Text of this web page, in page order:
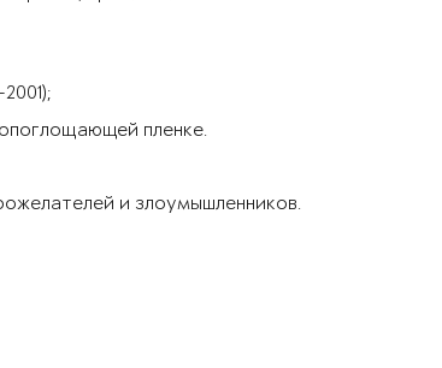
пленке.
и злоумышленников.